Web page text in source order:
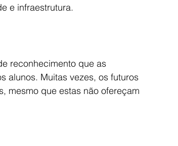
e infraestrutura.
reconhecimento que as
alunos. Muitas vezes, os futuros
mesmo que estas não ofereçam